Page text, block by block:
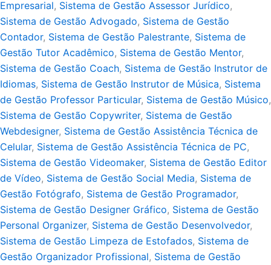
Empresarial, Sistema de Gestão Assessor Jurídico,
Sistema de Gestão Advogado, Sistema de Gestão
Contador, Sistema de Gestão Palestrante, Sistema de
Gestão Tutor Acadêmico, Sistema de Gestão Mentor,
Sistema de Gestão Coach, Sistema de Gestão Instrutor de
Idiomas, Sistema de Gestão Instrutor de Música, Sistema
de Gestão Professor Particular, Sistema de Gestão Músico,
Sistema de Gestão Copywriter, Sistema de Gestão
Webdesigner, Sistema de Gestão Assistência Técnica de
Celular, Sistema de Gestão Assistência Técnica de PC,
Sistema de Gestão Videomaker, Sistema de Gestão Editor
de Vídeo, Sistema de Gestão Social Media, Sistema de
Gestão Fotógrafo, Sistema de Gestão Programador,
Sistema de Gestão Designer Gráfico, Sistema de Gestão
Personal Organizer, Sistema de Gestão Desenvolvedor,
Sistema de Gestão Limpeza de Estofados, Sistema de
Gestão Organizador Profissional, Sistema de Gestão